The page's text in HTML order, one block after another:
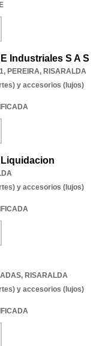
Industriales S A S
, PEREIRA, RISARALDA
y accesorios (lujos)
Liquidacion
y accesorios (lujos)
, RISARALDA
y accesorios (lujos)